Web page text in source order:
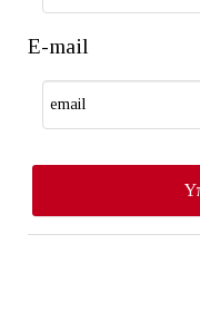
E-mail